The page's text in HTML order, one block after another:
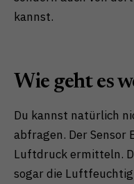
kannst.
Wie geht es
Du kannst natürlich
abfragen. Der Sensor
Luftdruck ermitteln.
sogar die